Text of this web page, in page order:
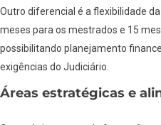
Outro diferencial é a flexibilidade
meses para os mestrados e 15
possibilitando planejamento
exigências do Judiciário.
Áreas estratégicas e